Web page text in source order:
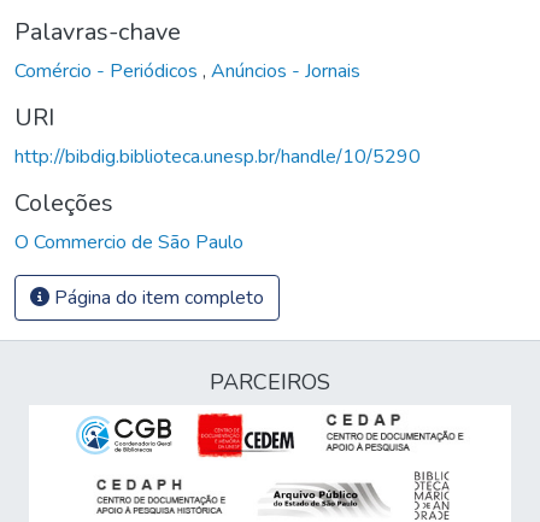
Palavras-chave
Comércio - Periódicos , Anúncios - Jornais
URI
http://bibdig.biblioteca.unesp.br/handle/10/5290
Coleções
O Commercio de São Paulo
Página do item completo
PARCEIROS